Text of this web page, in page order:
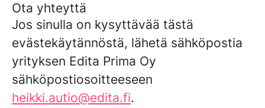
Ota yhteyttä
Jos sinulla on kysyttävää tästä
evästekäytännöstä, lähetä sähköpostia
yrityksen Edita Prima Oy
sähköpostiosoitteeseen
heikki.autio@edita.fi.